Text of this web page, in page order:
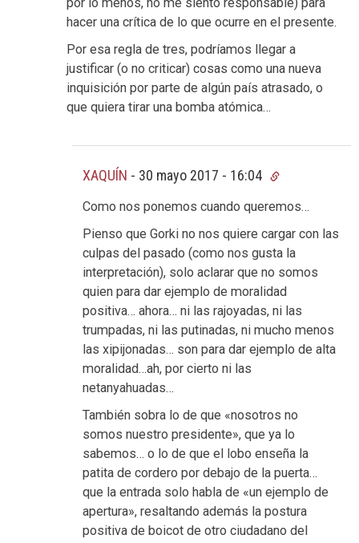
hacer una crítica de lo que ocurre en el presente.
Por esa regla de tres, podríamos llegar a
justificar (o no criticar) cosas como una nueva
inquisición por parte de algún país atrasado, o
que quiera tirar una bomba atómica…
XAQUÍN - 30 mayo 2017 - 16:04
Como nos ponemos cuando queremos…
Pienso que Gorki no nos quiere cargar con las
culpas del pasado (como nos gusta la
interpretación), solo aclarar que no somos
quien para dar ejemplo de moralidad
positiva… ahora… ni las rajoyadas, ni las
trumpadas, ni las putinadas, ni mucho menos
las xipijonadas… son para dar ejemplo de alta
moralidad…ah, por cierto ni las
netanyahuadas…
También sobra lo de que «nosotros no
somos nuestro presidente», que ya lo
sabemos… o lo de que el lobo enseña la
patita de cordero por debajo de la puerta…
que la entrada solo habla de «un ejemplo de
apertura», resaltando además la postura
positiva de boicot de otro ciudadano del